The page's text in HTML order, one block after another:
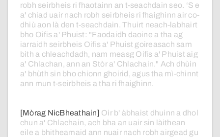
robh seirbheis ri fhaotainn an t-seachdain seo. ‘S e
a' chiad uair nach robh seirbheis ri fhaighinn air co-
dhiù aon là den t-seachdain. Thuirt neach-labhairt
bho Oifis a' Phuist: "Faodaidh daoine a tha ag
iarraidh seirbheis Oifis a' Phuist goireasach sam
bith a chleachdadh, nam measg Oifis a' Phuist aig
a' Chlachan, ann an Stòr a' Chlachain." Ach dhùin
a' bhùth sin bho chionn ghoirid, agustha mì-chinnt
ann mun t-seirbheis a tha ri fhaighinn.
[Mòrag NicBheathain] Oir b' àbhaist dhuinn a dhol
chun a' Chlachain, ach bha an uair sin làithean
eile a bhitheamaid ann nuair nach robh airgead gu